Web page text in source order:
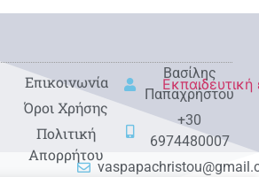
Eπικοινωνία
Όροι Χρήσης
Πολιτική
Απορρήτου
Βασίλης
Παπαχρήστου
+30
6974480007